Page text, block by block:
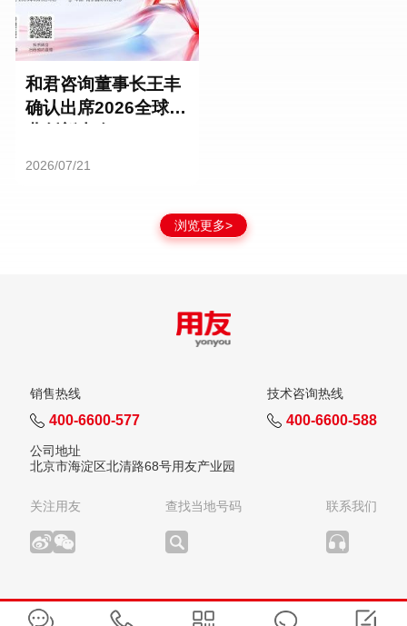
和君咨询董事长王丰
确认出席2026全球商
2026/07/21
浏览更多>
销售热线
400-6600-577
技术咨询热线
400-6600-588
公司地址
北京市海淀区北清路68号用友产业园
关注用友 查找当地号码 联系我们
版权所有：用友网络科技股份有限公司